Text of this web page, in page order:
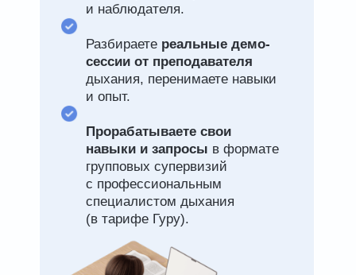
и наблюдателя.
Разбираете реальные демо-
сессии от преподавателя
дыхания, перенимаете навыки
и опыт.
Прорабатываете свои
навыки и запросы в формате
групповых супервизий
с профессиональным
специалистом дыхания
(в тарифе Гуру).